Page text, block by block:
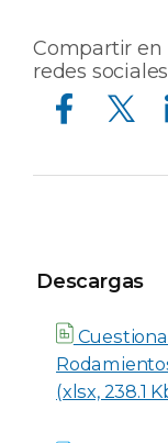
Compartir en
redes sociales
Compartir en Facebook Compartir en Twitter
Descargas
Descargas
(xlsx, 238.1